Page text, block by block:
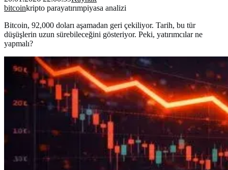
bitcoinkripto parayatırımpiyasa analizi
Bitcoin, 92,000 doları aşamadan geri çekiliyor. Tarih, bu tür
düşüşlerin uzun sürebileceğini gösteriyor. Peki, yatırımcılar ne
yapmalı?